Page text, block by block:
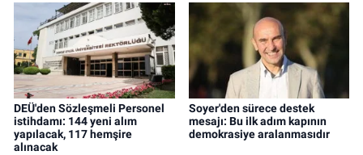
DEÜ'den Sözleşmeli Personel
istihdamı: 144 yeni alım
yapılacak, 117 hemşire
alınacak
Soyer'den sürece destek
mesajı: Bu ilk adım kapının
demokrasiye aralanmasıdır